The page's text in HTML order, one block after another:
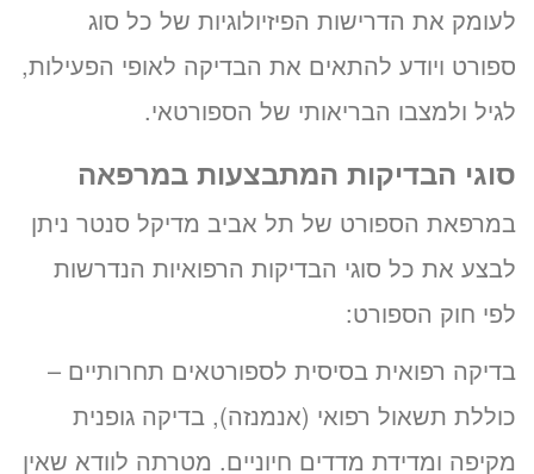
לעומק את הדרישות הפיזיולוגיות של כל סוג
ספורט ויודע להתאים את הבדיקה לאופי הפעילות,
לגיל ולמצבו הבריאותי של הספורטאי.
סוגי הבדיקות המתבצעות במרפאה
במרפאת הספורט של תל אביב מדיקל סנטר ניתן
לבצע את כל סוגי הבדיקות הרפואיות הנדרשות
לפי חוק הספורט:
בדיקה רפואית בסיסית לספורטאים תחרותיים –
כוללת תשאול רפואי (אנמנזה), בדיקה גופנית
מקיפה ומדידת מדדים חיוניים. מטרתה לוודא שאין